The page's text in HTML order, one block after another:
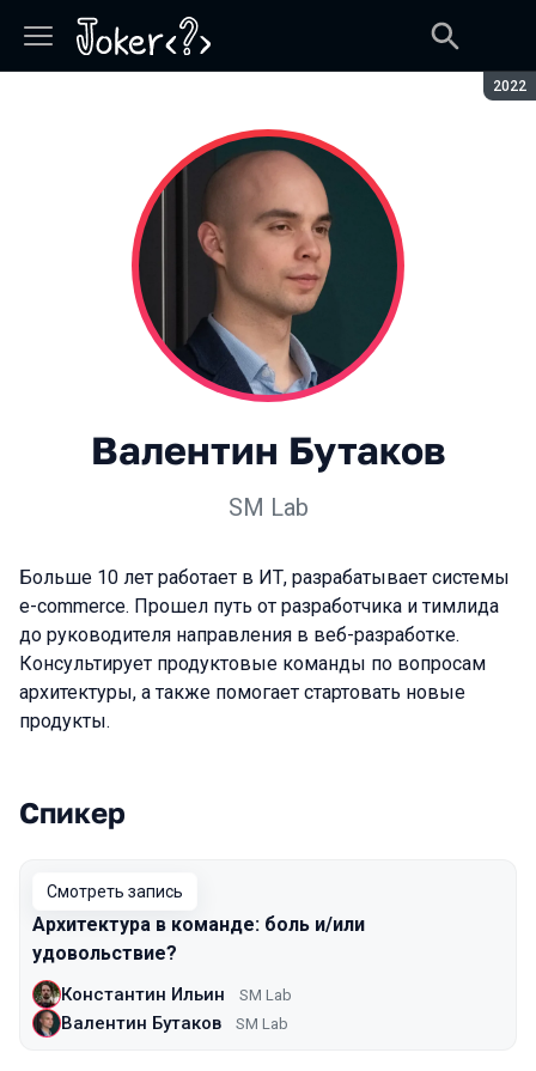
2022
Валентин Бутаков
SM Lab
Больше 10 лет работает в ИТ, разрабатывает системы
e-commerce. Прошел путь от разработчика и тимлида
до руководителя направления в веб-разработке.
Консультирует продуктовые команды по вопросам
архитектуры, а также помогает стартовать новые
продукты.
Выступления в сезоне 2022
Спикер
Смотреть запись
Архитектура в команде: боль и/или
удовольствие?
Константин Ильин SM Lab
Валентин Бутаков SM Lab